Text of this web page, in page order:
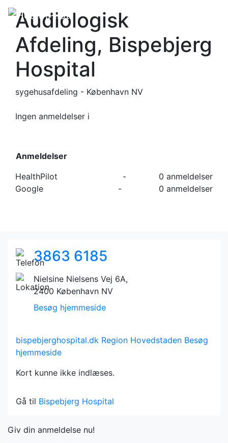
Audiologisk
Afdeling, Bispebjerg
Hospital
sygehusafdeling - København NV
Ingen anmeldelser i
Anmeldelser
HealthPilot
-
0 anmeldelser
Google
- 0 anmeldelser
3863 6185
Nielsine Nielsens Vej 6A,
2400 København NV
Besøg hjemmeside
bispebjerghospital.dk Region Hovedstaden Besøg
hjemmeside
Kort kunne ikke indlæses.
Gå til Bispebjerg Hospital
Giv din anmeldelse nu!